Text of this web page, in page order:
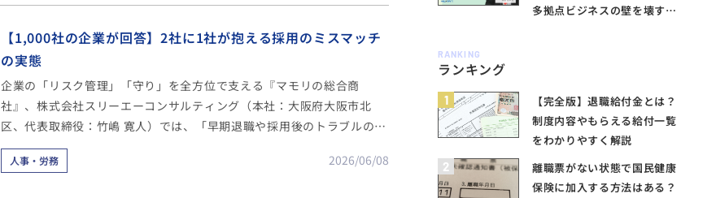
【1,000社の企業が回答】2社に1社が抱える採用のミスマッチ
の実態
企業の「リスク管理」「守り」を全方位で支える『マモリの総合商
社』、株式会社スリーエーコンサルティング（本社：大阪府大阪市北
区、代表取締役：竹嶋 寛人）では、「早期退職や採用後のトラブルの原
因」などを把握するべく、1,000社に対して採用後に生じた問題に関す
る様々なアンケートを実施しました。
人事・労務 2026/06/08
多拠点ビジネスの壁を壊す次
RANKING
ランキング
1
【完全版】退職給付金とは？
制度内容やもらえる給付一覧
をわかりやすく解説
2
離職票がない状態で国民健康
保険に加入する方法はある？